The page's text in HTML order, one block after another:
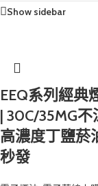
Show sidebar
EEQ系列經典
| 30C/35MG不
高濃度丁鹽菸
秒發